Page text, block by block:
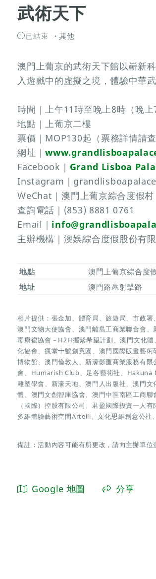
武術天下
已結束 其他
澳門上葡京的武術天下館以嶄新
入遊戲中的虛擬之境，體驗中華
時間｜上午11時至晚上8時（晚上
地點｜上葡京二樓
票價｜MOP130起（票務詳情請查
網址｜
Facebook｜ Grand Lisboa
Instagram｜grandlisboapalace
WeChat｜澳門上葡京綜合度假村
查詢電話｜(853) 8881 0761
Email｜
主辦機構｜澳娛綜合度假股份有
地點
澳門上葡京綜合度
地址
澳門路氹射擊路
相片提供：張金加、體育局、旅遊局、市政
澳門文物大使協會、澳門離島工商業聯合會
毒康復協會－H2H握緊希望計劃、澳門文化
化協會、瘋堂十號創意園、澳門國際版畫藝
博物館、澳門倫敦人、新濠影匯商業服務有
會、Humarish Club、足各藝術社、Hakuna
雕塑學會、新濠天地、澳門人出版社、澳門
體、澳門文創智庫協會、澳門中區南區工商
（國際）控股有限公司、君盈國際投資一人
多維體驗藝術空間Artelli、文化思維創意公社
備註：活動內容可能有所更改，請向主辦單位
Google 地圖 分享